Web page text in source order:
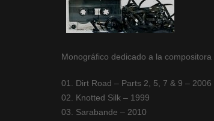
Monográfico dedicado a la compositora
01. Dirt Road – Parts 2, 5, 7 & 9 – 2006
02. Knotted Silk – 1999
03. Sarabande – 2010